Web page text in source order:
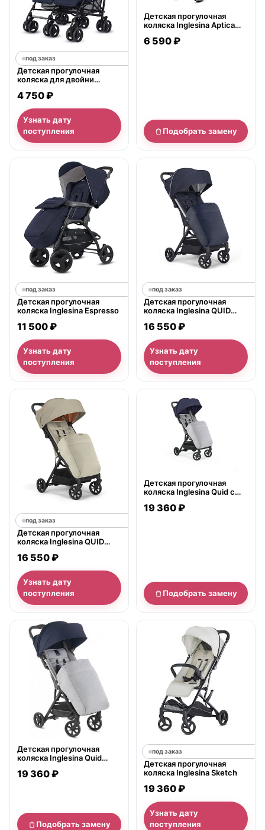
под заказ
Детская прогулочная
коляска для двойни
4 750 ₽
Узнать дату
поступления
Детская прогулочная
коляска Inglesina Aptica
6 590 ₽
Подобрать замену
под заказ
Детская прогулочная
коляска Inglesina Espresso
11 500 ₽
Узнать дату
поступления
под заказ
Детская прогулочная
коляска Inglesina QUID
на серебряной раме
16 550 ₽
Узнать дату
поступления
под заказ
Детская прогулочная
коляска Inglesina QUID
на черной раме
16 550 ₽
Узнать дату
поступления
нет в продаже
Детская прогулочная
коляска Inglesina Quid с
19 360 ₽
Подобрать замену
нет в продаже
Детская прогулочная
коляска Inglesina Quid
19 360 ₽
Подобрать замену
под заказ
Детская прогулочная
коляска Inglesina Sketch
19 360 ₽
Узнать дату
поступления